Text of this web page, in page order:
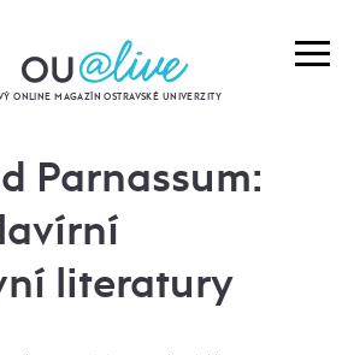
ONLINE MAGAZÍN OSTRAVSKÉ UNIVERZITY
Parnassum:
literatury